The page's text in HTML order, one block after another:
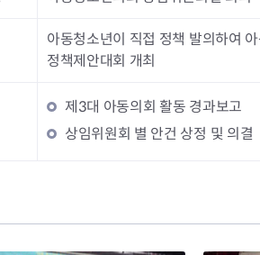
아동청소년이 직접 정책 발의하여
정책제안대회 개최
제3대 아동의회 활동 경과보고
상임위원회 별 안건 상정 및 의결